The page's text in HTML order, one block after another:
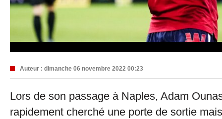
Auteur : dimanche 06 novembre 2022 00:23
Lors de son passage à Naples, Adam
rapidement cherché une porte de sortie